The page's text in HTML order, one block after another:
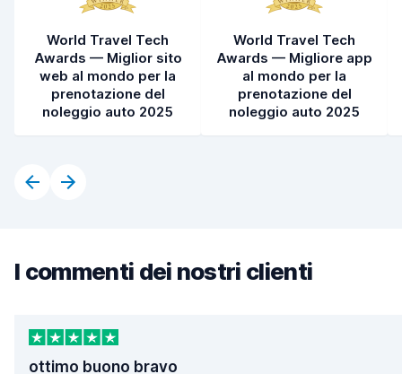
World Travel Tech
Awards — Miglior sito
web al mondo per la
prenotazione del
noleggio auto 2025
World Travel Tech
Awards — Migliore app
al mondo per la
prenotazione del
noleggio auto 2025
I commenti dei nostri clienti
ottimo buono bravo